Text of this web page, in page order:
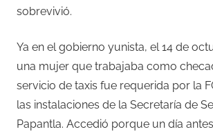
sobrevivió.
Ya en el gobierno yunista, el 14 de
una mujer que trabajaba como
servicio de taxis fue requerida por la
las instalaciones de la Secretaría de
Papantla. Accedió porque un día